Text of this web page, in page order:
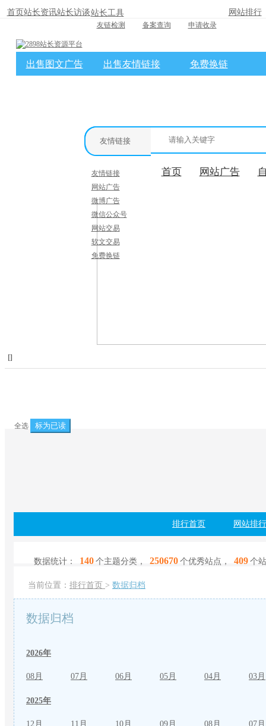
首页 站长资讯站长访谈站长工具
友链检测 备案查询 申请收录
网站排行
友情链接
友情链接
网站广告
微博广告
微信公众号
网站交易
软文交易
免费换链
首页 网站广告
出售图文广告 出售友情链接 免费换链
消息盒
[]
全选 标为已读
排行首页 网站排行
数据统计： 140 个主题分类， 250670 个优秀站点， 409 个
当前位置： 排行首页 > 数据归档
数据归档
2026年
08月 07月 06月 05月 04月 03月
2025年
12月 11月 10月 09月 08月
07月